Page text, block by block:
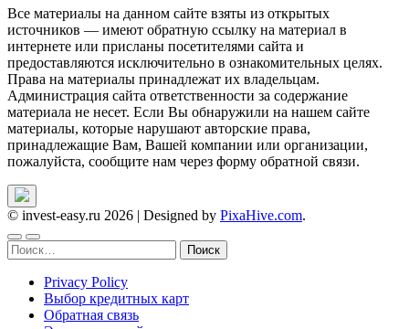
Все материалы на данном сайте взяты из открытых
источников — имеют обратную ссылку на материал в
интернете или присланы посетителями сайта и
предоставляются исключительно в ознакомительных целях.
Права на материалы принадлежат их владельцам.
Администрация сайта ответственности за содержание
материала не несет. Если Вы обнаружили на нашем сайте
материалы, которые нарушают авторские права,
принадлежащие Вам, Вашей компании или организации,
пожалуйста, сообщите нам через форму обратной связи.
© invest-easy.ru 2026 | Designed by PixaHive.com.
Найти:
Privacy Policy
Выбор кредитных карт
Обратная связь